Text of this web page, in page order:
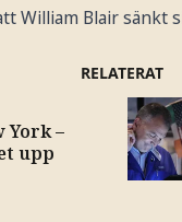
William Blair sänkt
RELATERAT
York –
upp